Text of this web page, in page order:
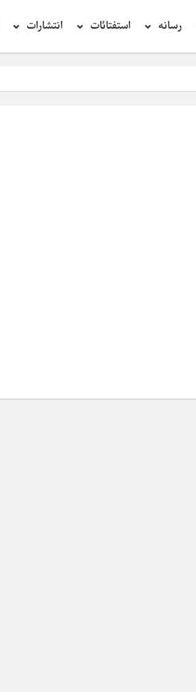
رسانه استفتائات انتشارات